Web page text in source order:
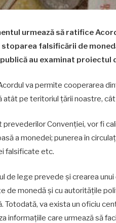
urmează să ratifice
falsificării de
au examinat proiectul
va permite cooperarea
atât pe teritoriul țării noastre, cât
prevederilor Convenției, vor fi
a monedei; punerea în
falsificate etc.
de lege prevede și crearea
de monedă și cu autoritățile
Totodată, va exista un oficiu
informațiile care urmează să